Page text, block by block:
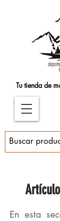
Tu tienda de
En esta